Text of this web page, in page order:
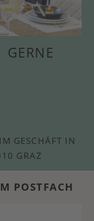
GESCHÄFT IN
GRAZ
POSTFACH